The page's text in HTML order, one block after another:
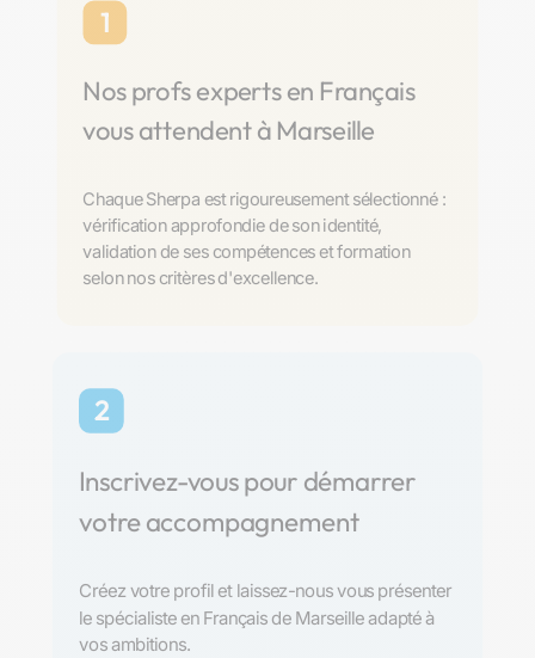
1
Nos profs experts en Français
vous attendent à Marseille
Chaque Sherpa est rigoureusement sélectionné :
vérification approfondie de son identité,
validation de ses compétences et formation
selon nos critères d'excellence.
2
Inscrivez-vous pour démarrer
votre accompagnement
Créez votre profil et laissez-nous vous présenter
le spécialiste en Français de Marseille adapté à
vos ambitions.